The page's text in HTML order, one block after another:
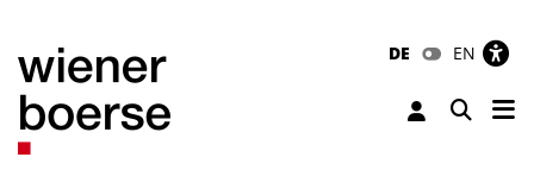
DE EN
Toggle